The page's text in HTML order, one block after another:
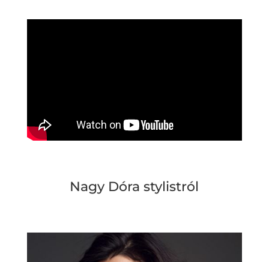
Nagy Dóra stylistról